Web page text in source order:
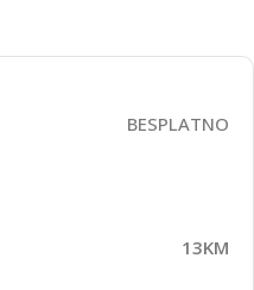
BESPLATNO
13KM